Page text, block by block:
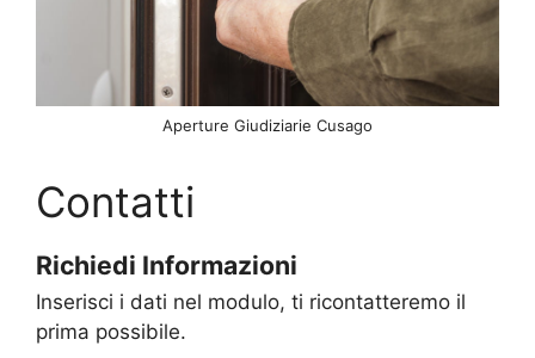
Aperture Giudiziarie Cusago
Contatti
Richiedi Informazioni
Inserisci i dati nel modulo, ti ricontatteremo il
prima possibile.